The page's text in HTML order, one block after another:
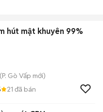
hút mật khuyên 99%
(P. Gò Vấp mới)
21 đã bán